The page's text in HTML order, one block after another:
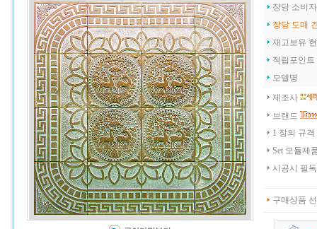
장당 소비
장당 도매
재고보유
적립포인트
모델명
제조사
브랜드
1 장의 규격
Set 모듈제
시공시 필
구매상품